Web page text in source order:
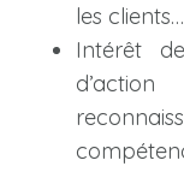
les clients…
Intérêt
d’action